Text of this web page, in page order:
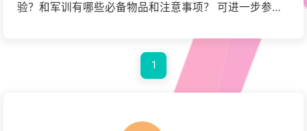
验？和军训有哪些必备物品和注意事项？ 可进一步参考
你时间比较紧，一些内容可以不看，但一和十要认真看
1